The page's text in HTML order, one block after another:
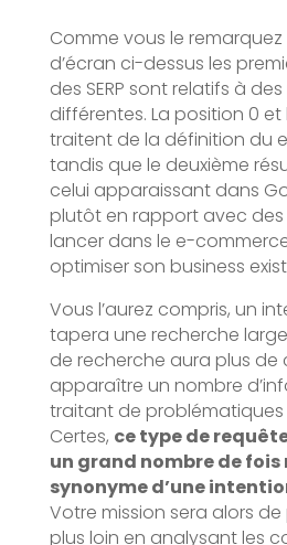
Comme vous le
d’écran ci-dessus les
des SERP sont relatifs à
différentes. La position 0
traitent de la définition du
tandis que le deuxième
celui apparaissant dans
plutôt en rapport avec des
lancer dans le e-
optimiser son business
Vous l’aurez compris, un
tapera une recherche
de recherche aura plus de
apparaître un nombre
traitant de problématiques
Certes, ce type de
un grand nombre de fois
synonyme d’une
Votre mission sera alors de
plus loin en analysant les